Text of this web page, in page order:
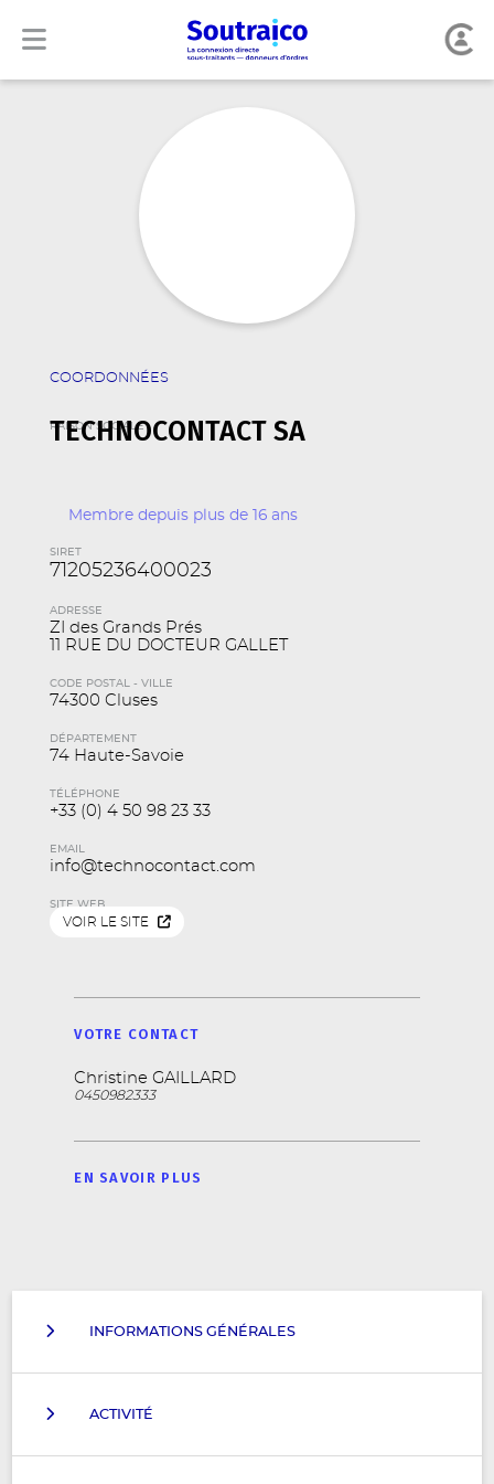
COORDONNÉES
RAISON SOCIALE
TECHNOCONTACT SA
Membre depuis plus de 16 ans
SIRET
71205236400023
ADRESSE
ZI des Grands Prés
11 RUE DU DOCTEUR GALLET
CODE POSTAL - VILLE
74300 Cluses
DÉPARTEMENT
74 Haute-Savoie
TÉLÉPHONE
+33 (0) 4 50 98 23 33
EMAIL
info@technocontact.com
SITE WEB
VOIR LE SITE
VOTRE CONTACT
Christine GAILLARD
0450982333
EN SAVOIR PLUS
INFORMATIONS GÉNÉRALES
ACTIVITÉ